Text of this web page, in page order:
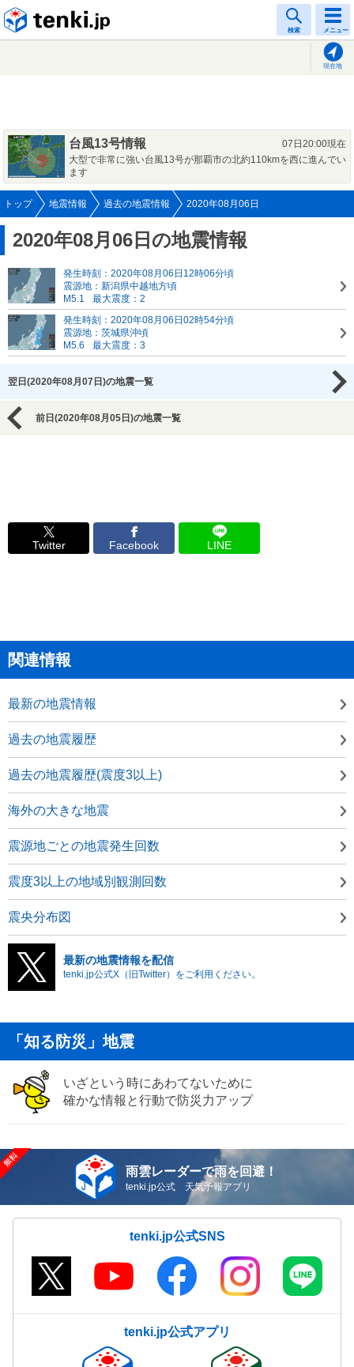
検索 メニュー
現在地
台風13号情報
07日20:00現在
大型で非常に強い台風13号が那覇市の北約110kmを西に進んでい
ます
トップ 地震情報 過去の地震情報 2020年08月06日
2020年08月06日の地震情報
発生時刻：2020年08月06日12時06分頃
震源地：新潟県中越地方頃
M5.1
最大震度：2
発生時刻：2020年08月06日02時54分頃
震源地：茨城県沖頃
M5.6
最大震度：3
翌日(2020年08月07日)の地震一覧
前日(2020年08月05日)の地震一覧
Twitter Facebook LINE
関連情報
最新の地震情報
過去の地震履歴
過去の地震履歴(震度3以上)
海外の大きな地震
震源地ごとの地震発生回数
震度3以上の地域別観測回数
震央分布図
最新の地震情報を配信
tenki.jp公式X（旧Twitter）をご利用ください。
「知る防災」地震
いざという時にあわてないために
確かな情報と行動で防災力アップ
雨雲レーダーで雨を回避！
tenki.jp公式 天気予報アプリ
tenki.jp公式SNS
tenki.jp公式アプリ